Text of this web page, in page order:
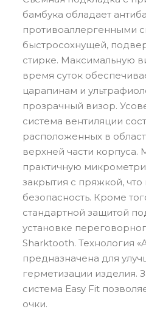
бамбука обладает
противоаллергенными
быстросохнущей,
стирке. Максимальную
время суток
царапинам и
прозрачный визор.
система вентиляции
расположенных в
верхней части
практичную
закрытия с пряжкой,
безопасность. Кроме
стандартной защитой
установке
Sharktooth. Технология
предназначена для
герметизации изделия.
система Easy Fit
очки.